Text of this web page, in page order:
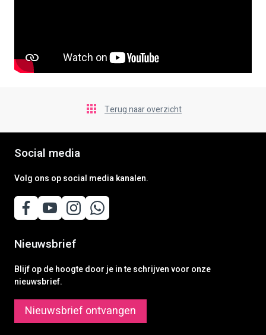
Terug naar overzicht
Social media
Volg ons op social media kanalen.
Nieuwsbrief
Blijf op de hoogte door je in te schrijven voor onze
nieuwsbrief.
Nieuwsbrief ontvangen